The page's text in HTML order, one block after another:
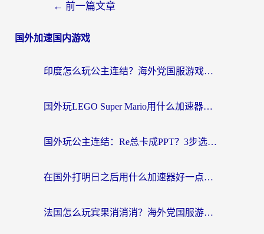
← 前一篇文章
国外加速国内游戏
印度怎么玩公主连结？海外党国服游戏加速终极指南（附仙境传说RO重生细胞优化技巧）
国外玩LEGO Super Mario用什么加速器？2026海外玩家亲测有效指南
国外玩公主连结：Re总卡成PPT？3步选对加速器，畅玩国服无压力
在国外打明日之后用什么加速器好一点？海外玩家亲测有效的国服游戏加速指南
法国怎么玩宾果消消消？海外党国服游戏加速器终极指南（附漫威召唤与合成解决办法）